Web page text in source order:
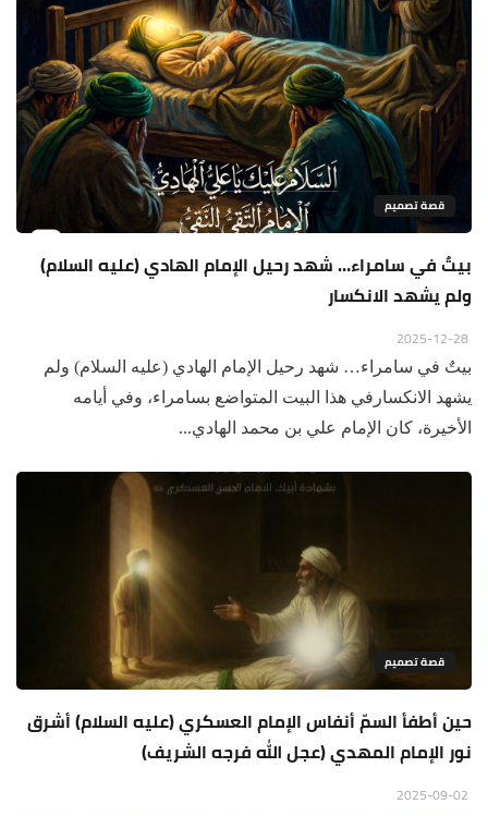
قصة تصميم
بيتٌ في سامراء… شهد رحيل الإمام الهادي (عليه السلام)
ولم يشهد الانكسار
بيتٌ في سامراء… شهد رحيل الإمام الهادي (عليه السلام) ولم
يشهد الانكسارفي هذا البيت المتواضع بسامراء، وفي أيامه
الأخيرة، كان الإمام علي بن محمد الهادي...
قصة تصميم
حين أطفأ السمّ أنفاس الإمام العسكري (عليه السلام) أشرق
نور الإمام المهدي (عجل الله فرجه الشريف)